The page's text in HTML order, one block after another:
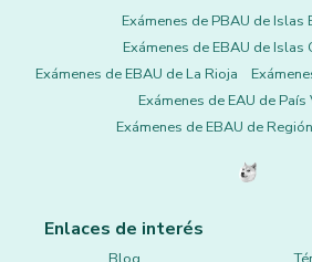
Exámenes de PBAU de Islas
Exámenes de EBAU de Islas
Exámenes de EBAU de La Rioja
Exámenes de EAU de País
Exámenes de EBAU de
Enlaces de interés